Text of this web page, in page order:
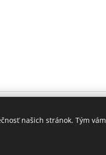
našich stránok. Tým vám